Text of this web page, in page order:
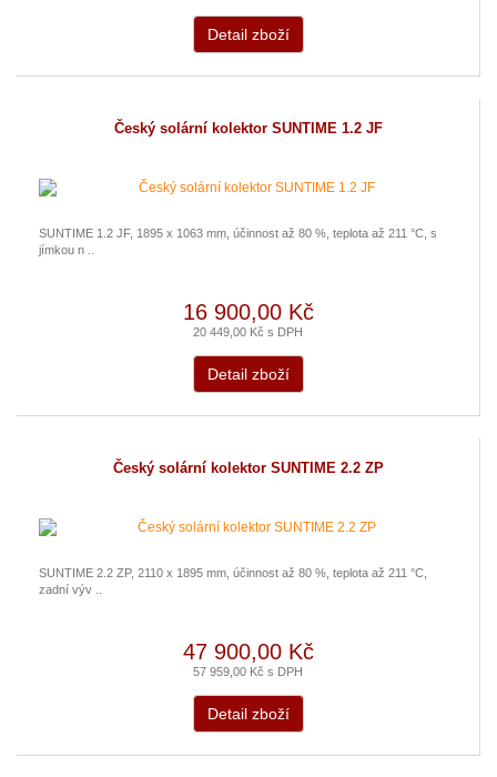
Detail zboží
Český solární kolektor SUNTIME 1.2 JF
SUNTIME 1.2 JF, 1895 x 1063 mm, účinnost až 80 %, teplota až 211 °C, s
jímkou n ..
16 900,00 Kč
20 449,00 Kč s DPH
Detail zboží
Český solární kolektor SUNTIME 2.2 ZP
SUNTIME 2.2 ZP, 2110 x 1895 mm, účinnost až 80 %, teplota až 211 °C,
zadní výv ..
47 900,00 Kč
57 959,00 Kč s DPH
Detail zboží